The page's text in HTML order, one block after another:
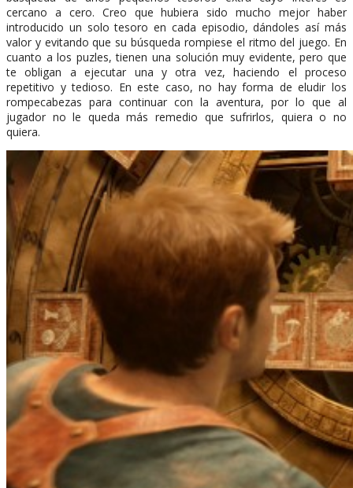
cercano a cero. Creo que hubiera sido mucho mejor haber
introducido un solo tesoro en cada episodio, dándoles así más
valor y evitando que su búsqueda rompiese el ritmo del juego. En
cuanto a los puzles, tienen una solución muy evidente, pero que
te obligan a ejecutar una y otra vez, haciendo el proceso
repetitivo y tedioso. En este caso, no hay forma de eludir los
rompecabezas para continuar con la aventura, por lo que al
jugador no le queda más remedio que sufrirlos, quiera o no
quiera.